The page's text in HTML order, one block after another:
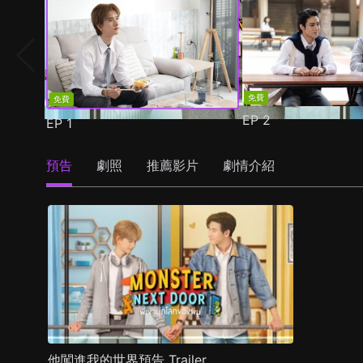
免費
EP1
免費
EP2
預告 劇照 推薦影片 劇情介紹
他闖進我的世界預告 Trailer